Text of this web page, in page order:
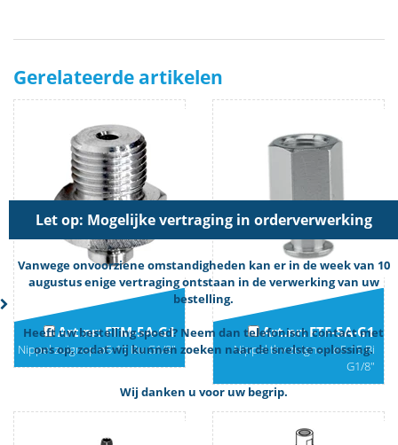
Let op: Mogelijke vertraging in orderverwerking
Vanwege onvoorziene omstandigheden kan er in de week van 10
augustus enige vertraging ontstaan in de verwerking van uw
bestelling.
Heeft uw bestelling spoed? Neem dan telefonisch contact met
ons op, zodat wij kunnen zoeken naar de snelste oplossing.
Wij danken u voor uw begrip.
Gerelateerde artikelen
Art.nr: FTM-5A-G1
Nippel zuignap ø5-15 Bu G1/8"
Art.nr: FTF-5A-G1
Nippel tbv zuignap ø5-15 Bi
G1/8"